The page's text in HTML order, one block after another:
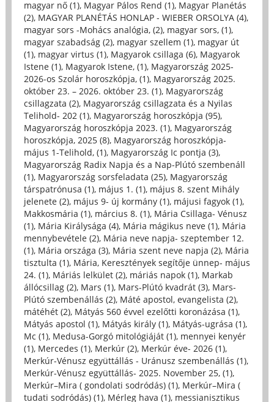
magyar nő (1), Magyar Pálos Rend (1), Magyar Planétás
(2), MAGYAR PLANÉTÁS HONLAP - WIEBER ORSOLYA (4),
magyar sors -Mohács analógia, (2), magyar sors, (1),
magyar szabadság (2), magyar szellem (1), magyar út
(1), magyar virtus (1), Magyarok csillaga (6), Magyarok
Istene (1), Magyarok Istene, (1), Magyarország 2025-
2026-os Szolár horoszkópja, (1), Magyarország 2025.
október 23. – 2026. október 23. (1), Magyarország
csillagzata (2), Magyarország csillagzata és a Nyilas
Telihold- 202 (1), Magyarország horoszkópja (95),
Magyarország horoszkópja 2023. (1), Magyarország
horoszkópja, 2025 (8), Magyarország horoszkópja-
május 1-Telihold, (1), Magyarország Ic pontja (3),
Magyarország Radix Napja és a Nap-Plútó szembenáll
(1), Magyarország sorsfeladata (25), Magyarország
társpatrónusa (1), május 1. (1), május 8. szent Mihály
jelenete (2), május 9- új kormány (1), májusi fagyok (1),
Makkosmária (1), március 8. (1), Mária Csillaga- Vénusz
(1), Mária Királysága (4), Mária mágikus neve (1), Mária
mennybevétele (2), Mária neve napja- szeptember 12.
(1), Mária országa (3), Mária szent neve napja (2), Mária
tisztulta (1), Mária, Keresztények segítője ünnep- május
24. (1), Máriás lelkület (2), máriás napok (1), Markab
állócsillag (2), Mars (1), Mars-Plútó kvadrát (3), Mars-
Plútó szembenállás (2), Máté apostol, evangelista (2),
mátéhét (2), Mátyás 560 évvel ezelőtti koronázása (1),
Mátyás apostol (1), Mátyás király (1), Mátyás-ugrása (1),
Mc (1), Medusa-Gorgó mitológiáját (1), mennyei kenyér
(1), Mercedes (1), Merkúr (2), Merkúr éve- 2026 (1),
Merkúr-Vénusz együttállás - Uránusz szembenállás (1),
Merkúr-Vénusz együttállás- 2025. November 25, (1),
Merkúr–Mira ( gondolati sodródás) (1), Merkúr–Mira (
tudati sodródás) (1), Mérleg hava (1), messianisztikus